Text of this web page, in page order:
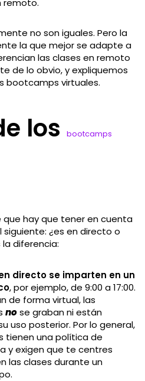
no son iguales. Pero la
la que mejor se adapte a
las clases en remoto
de lo obvio, y expliquemos
bootcamps virtuales.
los bootcamps
hay que tener en cuenta
¿es en directo o
diferencia:
directo se imparten en un
, por ejemplo, de 9:00 a 17:00.
de forma virtual, las
nose graban ni están
uso posterior. Por lo general,
tienen una política de
y exigen que te centres
las clases durante un